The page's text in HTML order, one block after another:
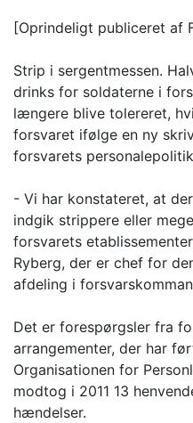
[Oprindeligt publiceret af
Strip i sergentmessen.
drinks for soldaterne i
længere blive tolereret,
forsvaret ifølge en ny
forsvarets
- Vi har konstateret, at
indgik strippere eller
forsvarets
Ryberg, der er chef for
afdeling i
Det er forespørgsler fra
arrangementer, der har
Organisationen for
modtog i 2011 13
hændelser.